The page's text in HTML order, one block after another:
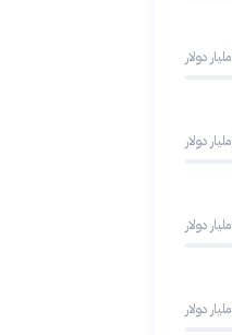
مليار دولار
مليار دولار
مليار دولار
مليار دولار